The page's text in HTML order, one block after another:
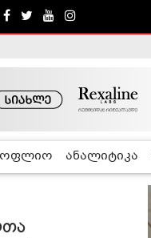
ანალიტიკა